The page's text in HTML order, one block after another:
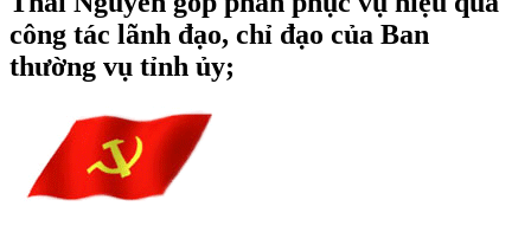
công tác lãnh đạo, chỉ đạo của Ban
thường vụ tỉnh ủy;